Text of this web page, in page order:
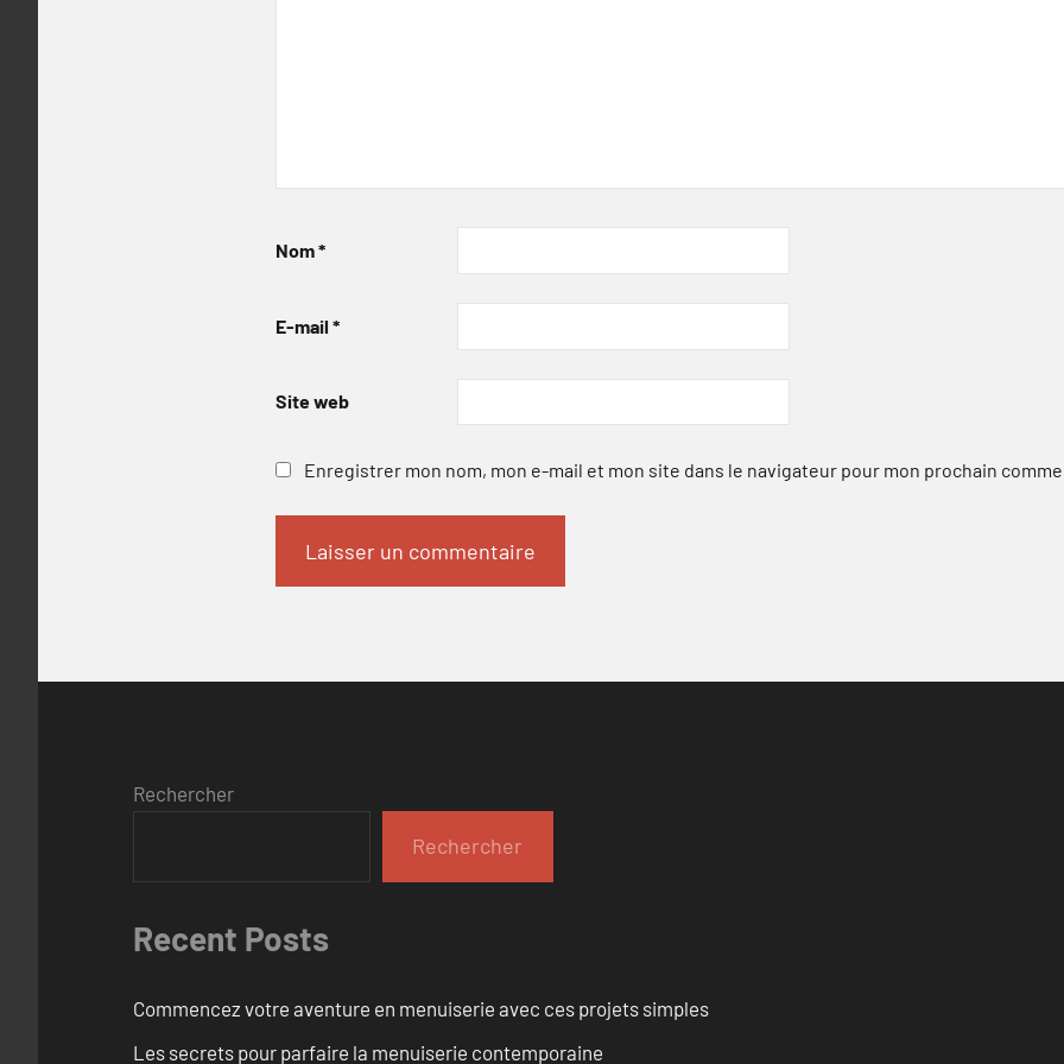
Nom*
E-mail *
Site web
Enregistrer mon nom, mon e-mail et mon site dans le navigateur pour mon prochain
Rechercher
Rechercher
Recent Posts
Commencez votre aventure en menuiserie avec ces projets simples
Les secrets pour parfaire la menuiserie contemporaine